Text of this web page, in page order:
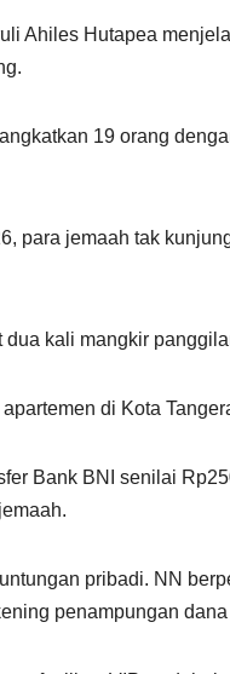
Ahiles Hutapea
19 orang
para jemaah tak
kali mangkir
di Kota
Bank BNI senilai
pribadi. NN
penampungan